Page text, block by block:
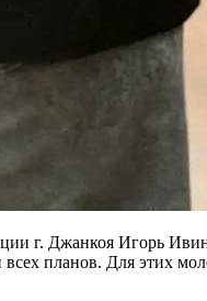
г. Джанкоя Игорь
планов. Для этих